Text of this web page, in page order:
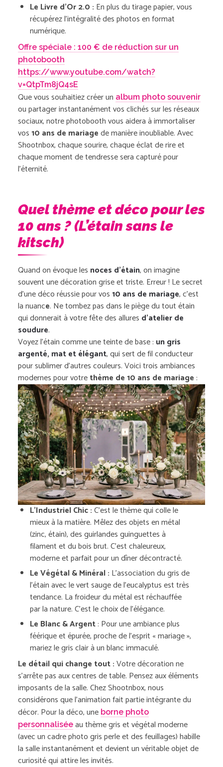
Le Livre d’Or 2.0 : En plus du tirage papier, vous
récupérez l’intégralité des photos en format
numérique.
Offre spéciale : 100 € de réduction sur un
photobooth
https://www.youtube.com/watch?
v=QtpTm8jQ4sE
Que vous souhaitiez créer un album photo souvenir
ou partager instantanément vos clichés sur les réseaux
sociaux, notre photobooth vous aidera àimmortaliser
vos10 ans de mariagede manière inoubliable. Avec
Shootnbox, chaque sourire, chaque éclat de rire et
chaque moment de tendresse sera capturé pour
l’éternité.
Quel thème et déco pour les
10 ans ? (L’étain sans le
kitsch)
Quand on évoque les noces d’étain, on imagine
souvent une décoration grise et triste. Erreur ! Le secret
d’une déco réussie pour vos10 ans de mariage, c’est
lanuance. Ne tombez pas dans le piège du tout étain
qui donnerait à votre fête des allures d’atelier de
soudure.
Voyez l’étain comme une teinte de base : un gris
argenté, mat et élégant, qui sert de fil conducteur
pour sublimer d’autres couleurs. Voici trois ambiances
modernes pour votrethème de 10 ans de mariage :
L’Industriel Chic :C’est le thème qui colle le
mieux à la matière. Mêlez des objets en métal
(zinc, étain), des guirlandes guinguettes à
filament et du bois brut. C’est chaleureux,
moderne et parfait pour un dîner décontracté.
Le Végétal & Minéral : L’association du gris de
l’étain avec le vert sauge de l’eucalyptus est très
tendance. La froideur du métal est réchauffée
par la nature. C’est le choix de l’élégance.
Le Blanc & Argent: Pour une ambiance plus
féérique et épurée, proche de l’esprit « mariage »,
mariez le gris clair à un blanc immaculé.
Le détail qui change tout :Votre décoration ne
s’arrête pas aux centres de table. Pensez aux éléments
imposants de la salle. Chez Shootnbox, nous
considérons que l’animation fait partie intégrante du
décor. Pour la déco, une borne photo
personnalisée au thème gris et végétal moderne
(avec un cadre photo gris perle et des feuillages) habille
la salle instantanément et devient un véritable objet de
curiosité qui attire les invités.